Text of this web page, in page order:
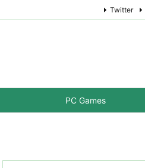
PC Games
Twitter